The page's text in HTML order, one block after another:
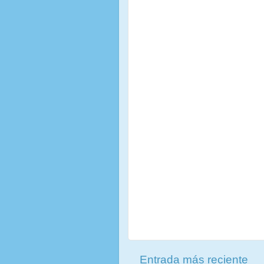
Entrada más reciente